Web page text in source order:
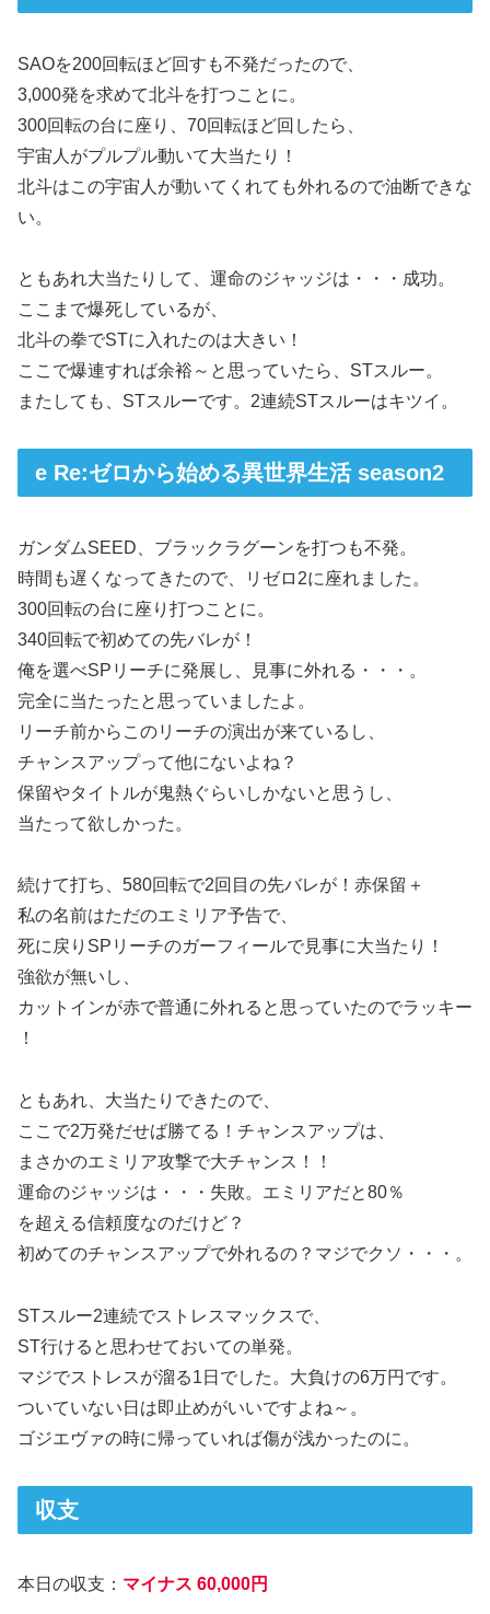
SAOを200回転ほど回すも不発だったので、
3,000発を求めて北斗を打つことに。
300回転の台に座り、70回転ほど回したら、
宇宙人がプルプル動いて大当たり！
北斗はこの宇宙人が動いてくれても外れるので油断できな
い。
ともあれ大当たりして、運命のジャッジは・・・成功。
ここまで爆死しているが、
北斗の拳でSTに入れたのは大きい！
ここで爆連すれば余裕～と思っていたら、STスルー。
またしても、STスルーです。2連続STスルーはキツイ。
e Re:ゼロから始める異世界生活 season2
ガンダムSEED、ブラックラグーンを打つも不発。
時間も遅くなってきたので、リゼロ2に座れました。
300回転の台に座り打つことに。
340回転で初めての先バレが！
俺を選べSPリーチに発展し、見事に外れる・・・。
完全に当たったと思っていましたよ。
リーチ前からこのリーチの演出が来ているし、
チャンスアップって他にないよね？
保留やタイトルが鬼熱ぐらいしかないと思うし、
当たって欲しかった。
続けて打ち、580回転で2回目の先バレが！赤保留＋
私の名前はただのエミリア予告で、
死に戻りSPリーチのガーフィールで見事に大当たり！
強欲が無いし、
カットインが赤で普通に外れると思っていたのでラッキー
！
ともあれ、大当たりできたので、
ここで2万発だせば勝てる！チャンスアップは、
まさかのエミリア攻撃で大チャンス！！
運命のジャッジは・・・失敗。エミリアだと80％
を超える信頼度なのだけど？
初めてのチャンスアップで外れるの？マジでクソ・・・。
STスルー2連続でストレスマックスで、
ST行けると思わせておいての単発。
マジでストレスが溜る1日でした。大負けの6万円です。
ついていない日は即止めがいいですよね～。
ゴジエヴァの時に帰っていれば傷が浅かったのに。
収支
本日の収支： マイナス 60,000円